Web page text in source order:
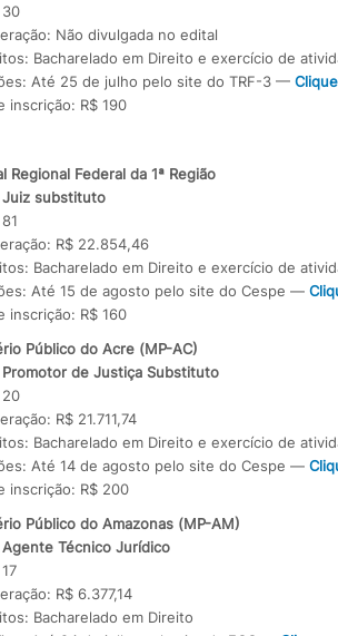
30
Não divulgada no edital
Bacharelado em Direito e exercício de
Até 25 de julho pelo site do TRF-3 —
inscrição: R$ 190
Regional Federal da 1ª Região
Juiz substituto
R$ 22.854,46
Bacharelado em Direito e exercício de
Até 15 de agosto pelo site do Cespe —
inscrição: R$ 160
Público do Acre (MP-AC)
Promotor de Justiça Substituto
20
R$ 21.711,74
Bacharelado em Direito e exercício de
Até 14 de agosto pelo site do Cespe —
inscrição: R$ 200
Público do Amazonas (MP-AM)
Técnico Jurídico
R$ 6.377,14
Bacharelado em Direito